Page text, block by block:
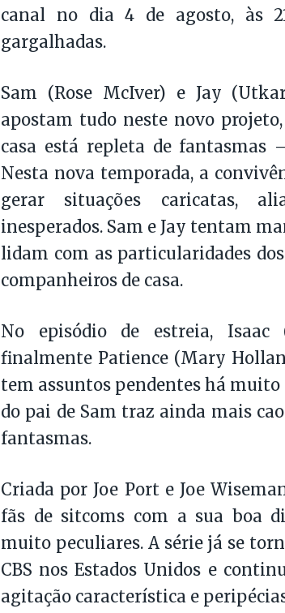
canal no dia 4 de agosto, às
gargalhadas.
Sam (Rose McIver) e Jay
apostam tudo neste novo
casa está repleta de fantasmas
Nesta nova temporada, a
gerar situações caricatas,
inesperados. Sam e Jay tentam
lidam com as particularidades
companheiros de casa.
No episódio de estreia, Isaac
finalmente Patience (Mary
tem assuntos pendentes há
do pai de Sam traz ainda mais
fantasmas.
Criada por Joe Port e Joe
fãs de sitcoms com a sua boa
muito peculiares. A série já se
CBS nos Estados Unidos e
agitação característica e